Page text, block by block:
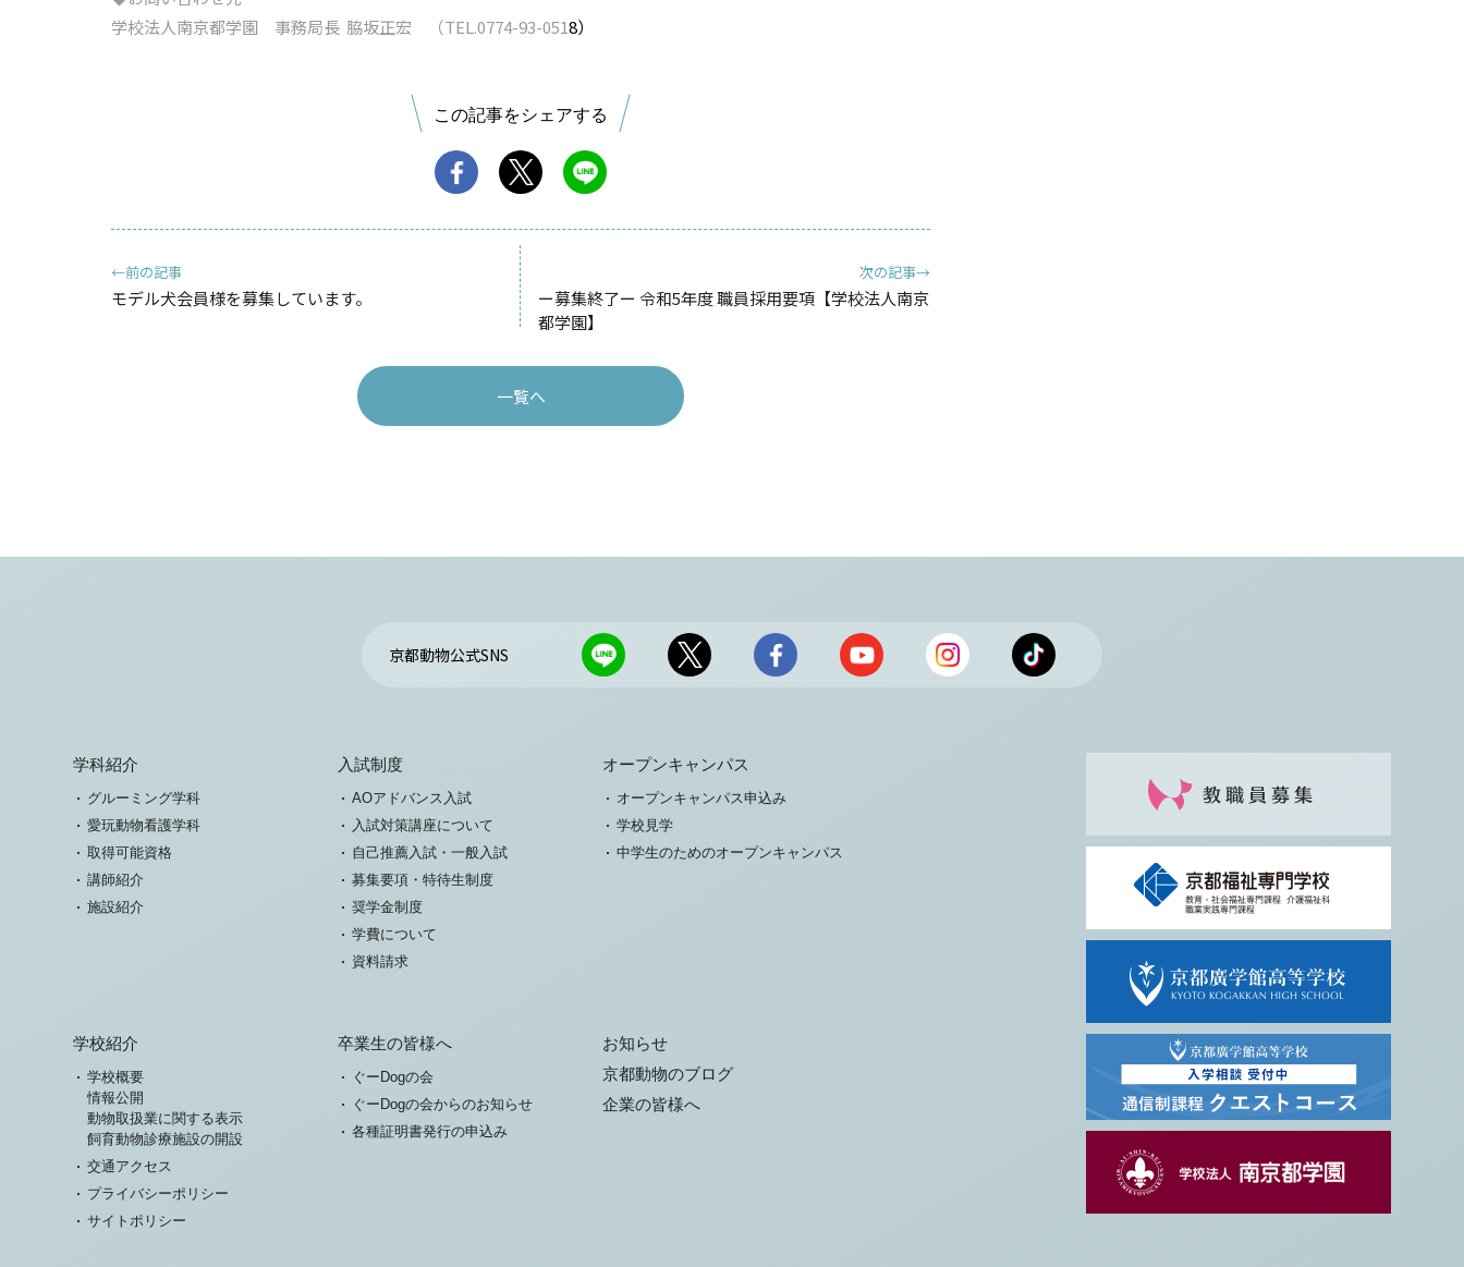
学校法人南京都学園 事務局長 脇坂正宏 （TEL.0774-93-0518）
この記事をシェアする
←前の記事
モデル犬会員様を募集しています。
次の記事→
ー募集終了ー 令和5年度 職員採用要項【学校法人南京
都学園】
一覧へ
京都動物公式SNS
学科紹介
グルーミング学科
愛玩動物看護学科
取得可能資格
講師紹介
施設紹介
入試制度
AOアドバンス入試
入試対策講座について
自己推薦入試・一般入試
募集要項・特待生制度
奨学金制度
学費について
資料請求
オープンキャンパス
オープンキャンパス申込み
学校見学
中学生のためのオープンキャンパス
学校紹介
学校概要
情報公開
動物取扱業に関する表示
飼育動物診療施設の開設
交通アクセス
プライバシーポリシー
サイトポリシー
卒業生の皆様へ
ぐーDogの会
ぐーDogの会からのお知らせ
各種証明書発行の申込み
お知らせ
京都動物のブログ
企業の皆様へ